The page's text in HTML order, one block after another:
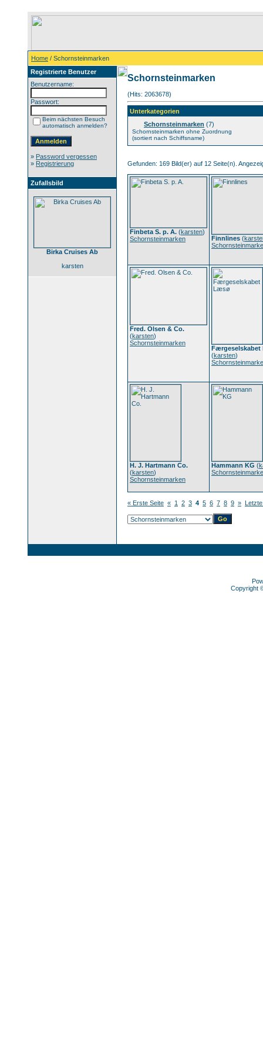
Home / Schornsteinmarken
Registrierte Benutzer
Benutzername:
Passwort:
Beim nächsten Besuch
automatisch anmelden?
» Password vergessen
» Registrierung
Zufallsbild
Birka Cruises Ab
karsten
Schornsteinmarken
(Hits: 2063678)
Unterkategorien
Schornsteinmarken (7)
Schornsteinmarken ohne Zuordnung
(sortiert nach Schiffsname)
Gefunden: 169 Bild(er) auf 12 Seite(n).
Finbeta S. p. A. (karsten)
Schornsteinmarken
Finnlines (
Fred. Olsen & Co.
(karsten)
Schornsteinmarken
(karsten)
H. J. Hartmann Co.
(karsten)
Schornsteinmarken
Hammann KG (
« Erste Seite « 1 2 3 4 5 6 7 8 9 »
Copyright